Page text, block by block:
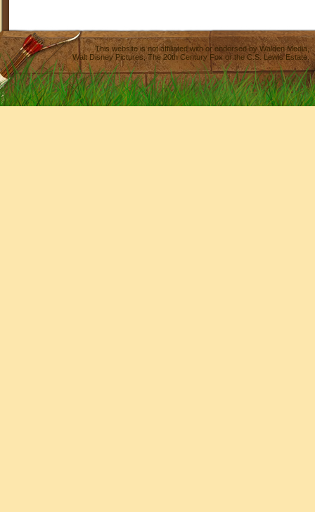
This website is not affiliated with or endorsed byWalden Media
Walt Disney Pictures,The 20th Century Fox or the C.S. Lewis Estate.